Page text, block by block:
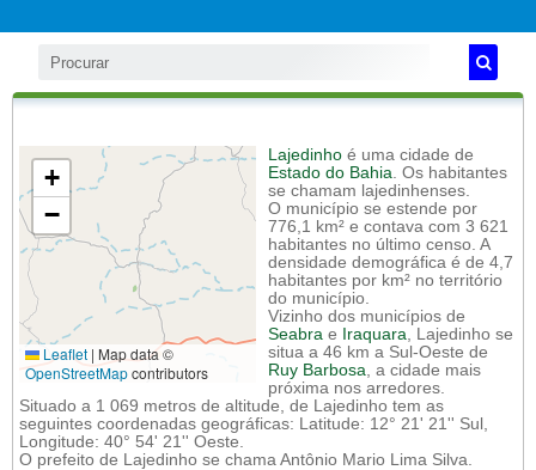
+
−
Leaflet | Map data ©
OpenStreetMapcontributors
Lajedinho é uma cidade de
Estado do Bahia. Os habitantes
se chamam lajedinhenses.
O município se estende por
776,1 km² e contava com 3 621
habitantes no último censo. A
densidade demográfica é de 4,7
habitantes por km² no território
do município.
Vizinho dos municípios de
Seabra e Iraquara, Lajedinho se
situa a 46 km a Sul-Oeste de
Ruy Barbosa, a cidade mais
próxima nos arredores.
Situado a 1 069 metros de altitude, de Lajedinho tem as
seguintes coordenadas geográficas: Latitude: 12° 21' 21'' Sul,
Longitude: 40° 54' 21'' Oeste.
O prefeito de Lajedinho se chama Antônio Mario Lima Silva.